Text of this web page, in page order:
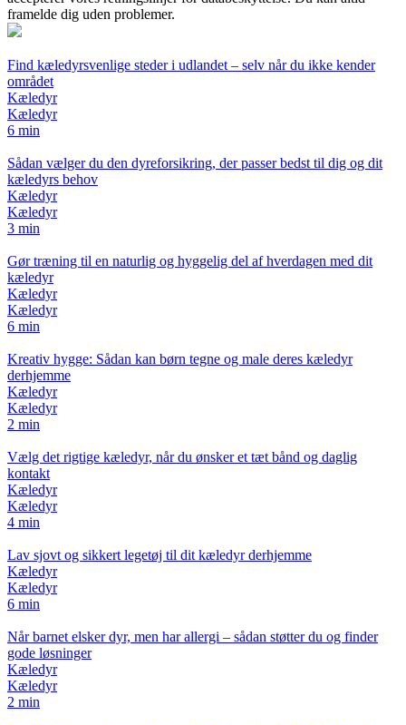
framelde dig uden problemer.
Find kæledyrsvenlige steder i udlandet – selv når du ikke kender
området
Kæledyr
Kæledyr
6 min
Sådan vælger du den dyreforsikring, der passer bedst til dig og dit
kæledyrs behov
Kæledyr
Kæledyr
3 min
Gør træning til en naturlig og hyggelig del af hverdagen med dit
kæledyr
Kæledyr
Kæledyr
6 min
Kreativ hygge: Sådan kan børn tegne og male deres kæledyr
derhjemme
Kæledyr
Kæledyr
2 min
Vælg det rigtige kæledyr, når du ønsker et tæt bånd og daglig
kontakt
Kæledyr
Kæledyr
4 min
Lav sjovt og sikkert legetøj til dit kæledyr derhjemme
Kæledyr
Kæledyr
6 min
Når barnet elsker dyr, men har allergi – sådan støtter du og finder
gode løsninger
Kæledyr
Kæledyr
2 min